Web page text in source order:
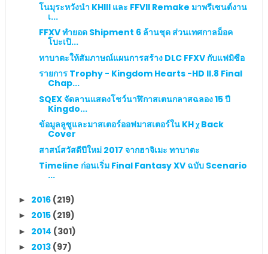
โนมุระหวังนำ KHIII และ FFVII Remake มาพรีเซนต์งาน
เ...
FFXV ทำยอด Shipment 6 ล้านชุด ส่วนเทศกาลม็อค
โบะเปิ...
ทาบาตะให้สัมภาษณ์แผนการสร้าง DLC FFXV กับแฟมิซือ
รายการ Trophy - Kingdom Hearts -HD II.8 Final
Chap...
SQEX จัดลานแสดงโชว์นาฬิกาสเตนกลาสฉลอง 15 ปี
Kingdo...
ข้อมูลลูซูและมาสเตอร์ออฟมาสเตอร์ใน KH χ Back
Cover
สาสน์สวัสดีปีใหม่ 2017 จากฮาจิเมะ ทาบาตะ
Timeline ก่อนเริ่ม Final Fantasy XV ฉบับ Scenario
...
► 2016 (219)
► 2015 (219)
► 2014 (301)
► 2013 (97)